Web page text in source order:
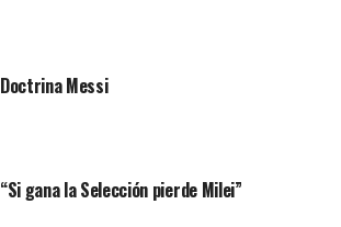
Doctrina Messi
“Si gana la Selección pierde Milei”